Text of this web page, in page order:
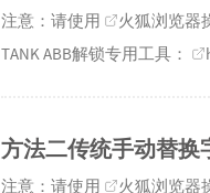
注意：请使用 火狐浏览器
TANK ABB解锁专用工具：
方法二传统手动替换
注意：请使用 火狐浏览器